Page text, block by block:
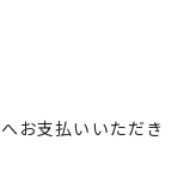
お支払いいただき